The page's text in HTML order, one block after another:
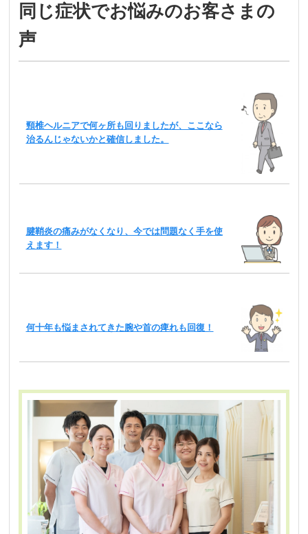
同じ症状でお悩みのお客さまの
声
頸椎ヘルニアで何ヶ所も回りましたが、ここなら
治るんじゃないかと確信しました。
腱鞘炎の痛みがなくなり、今では問題なく手を使
えます！
何十年も悩まされてきた腕や首の痺れも回復！